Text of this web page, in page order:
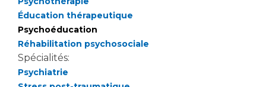
Qualité
Nos indicateurs qualité et de sécurité des soins
Liste des marchés conclus
Documents utiles
Éducation thérapeutique
Psychoéducation
Réhabilitation psychosociale
Spécialités:
Psychiatrie